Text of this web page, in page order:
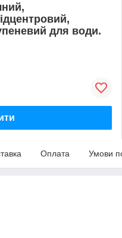
для води.
Оплата Умови